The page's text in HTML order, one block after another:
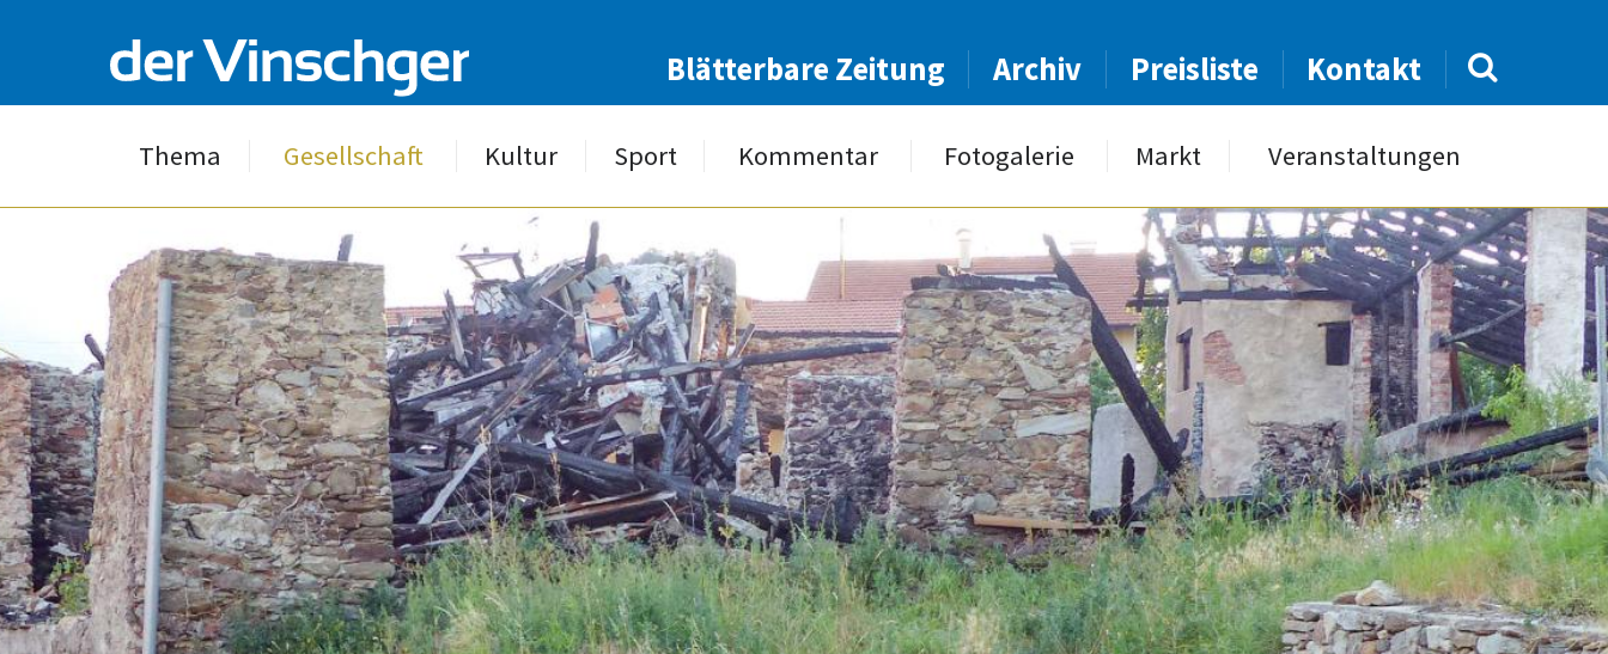
Blätterbare Zeitung Archiv Preisliste Kontakt
Thema Gesellschaft Kultur Sport Kommentar Fotogalerie Markt Veranstaltungen